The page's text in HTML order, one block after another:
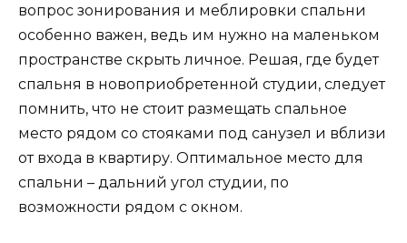
вопрос зонирования и меблировки спальни
особенно важен, ведь им нужно на маленьком
пространстве скрыть личное. Решая, где будет
спальня в новоприобретенной студии, следует
помнить, что не стоит размещать спальное
место рядом со стояками под санузел и вблизи
от входа в квартиру. Оптимальное место для
спальни – дальний угол студии, по
возможности рядом с окном.